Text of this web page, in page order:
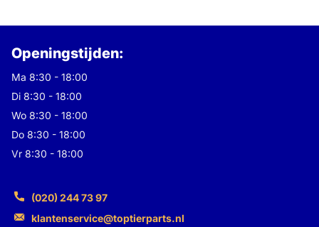
Openingstijden:
Ma 8:30 - 18:00
Di 8:30 - 18:00
Wo 8:30 - 18:00
Do 8:30 - 18:00
Vr 8:30 - 18:00
(020) 244 73 97
klantenservice@toptierparts.nl